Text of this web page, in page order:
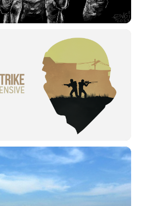
Gallery 拾光壁纸 HDQwalls 4K Hd 通用